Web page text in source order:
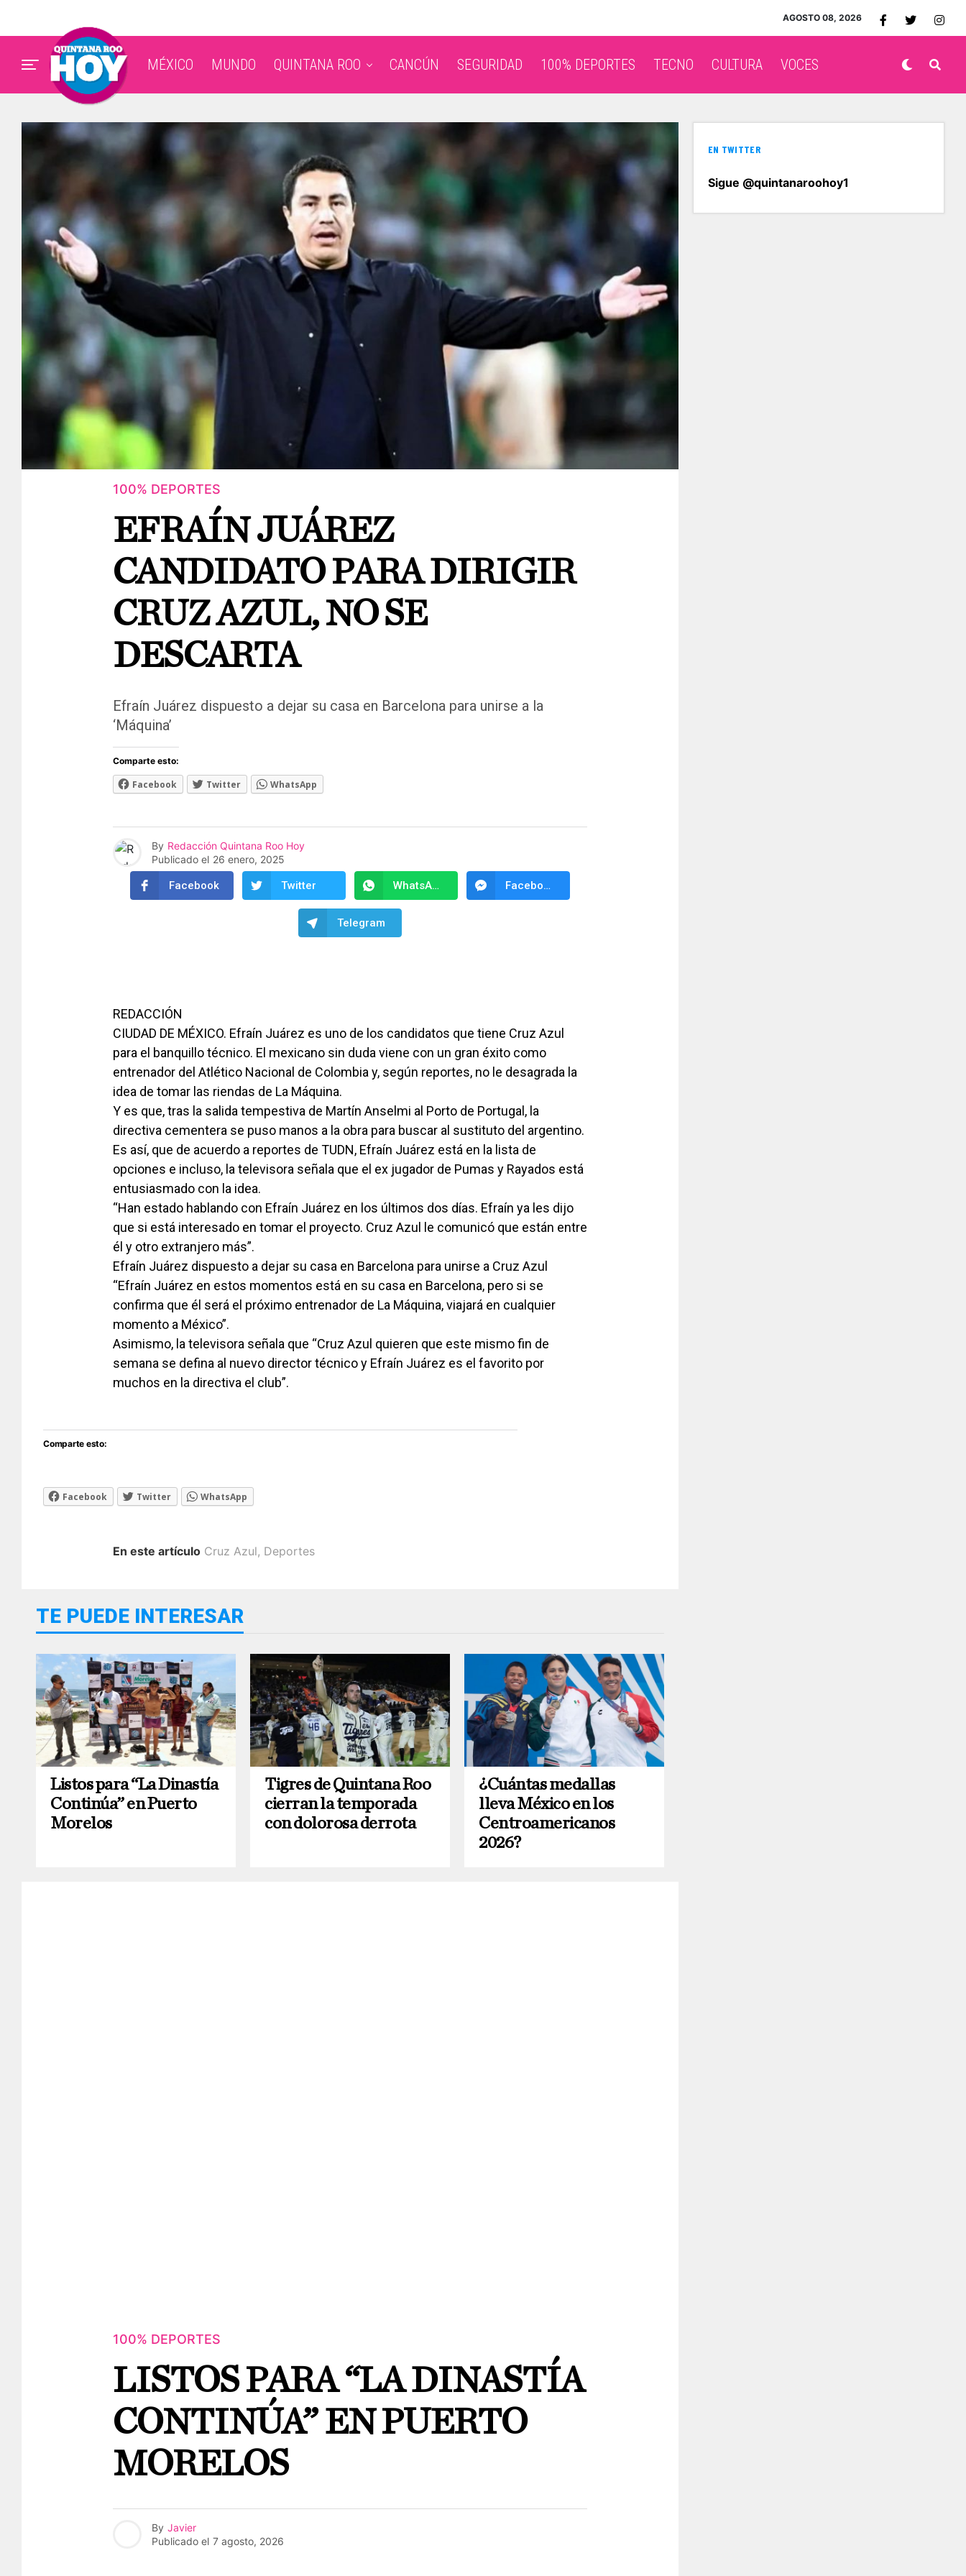
AGOSTO 08, 2026
MÉXICO MUNDO QUINTANA ROO CANCÚN SEGURIDAD 100% DEPORTES TECNO CULTURA VOCES
100% DEPORTES
EFRAÍN JUÁREZ
CANDIDATO PARA DIRIGIR
CRUZ AZUL, NO SE
DESCARTA
Efraín Juárez dispuesto a dejar su casa en Barcelona para unirse a la
‘Máquina’
Comparte esto:
Facebook Twitter WhatsApp
By Redacción Quintana Roo Hoy
Publicado el 26 enero, 2025
Facebook Twitter WhatsApp Facebook Messenger
Telegram
REDACCIÓN
CIUDAD DE MÉXICO. Efraín Juárez es uno de los candidatos que tiene Cruz Azul
para el banquillo técnico. El mexicano sin duda viene con un gran éxito como
entrenador del Atlético Nacional de Colombia y, según reportes, no le desagrada la
idea de tomar las riendas de La Máquina.
Y es que, tras la salida tempestiva de Martín Anselmi al Porto de Portugal, la
directiva cementera se puso manos a la obra para buscar al sustituto del argentino.
Es así, que de acuerdo a reportes de TUDN, Efraín Juárez está en la lista de
opciones e incluso, la televisora señala que el ex jugador de Pumas y Rayados está
entusiasmado con la idea.
“Han estado hablando con Efraín Juárez en los últimos dos días. Efraín ya les dijo
que si está interesado en tomar el proyecto. Cruz Azul le comunicó que están entre
él y otro extranjero más”.
Efraín Juárez dispuesto a dejar su casa en Barcelona para unirse a Cruz Azul
“Efraín Juárez en estos momentos está en su casa en Barcelona, pero si se
confirma que él será el próximo entrenador de La Máquina, viajará en cualquier
momento a México”.
Asimismo, la televisora señala que “Cruz Azul quieren que este mismo fin de
semana se defina al nuevo director técnico y Efraín Juárez es el favorito por
muchos en la directiva el club”.
Comparte esto:
Facebook Twitter WhatsApp
En este artículo Cruz Azul, Deportes
TE PUEDE INTERESAR
Listos para “La Dinastía
Continúa” en Puerto
Morelos
Tigres de Quintana Roo
cierran la temporada
con dolorosa derrota
¿Cuántas medallas
lleva México en los
Centroamericanos
2026?
100% DEPORTES
LISTOS PARA “LA DINASTÍA
CONTINÚA” EN PUERTO
MORELOS
By Javier
Publicado el 7 agosto, 2026
EN TWITTER
Sigue @quintanaroohoy1